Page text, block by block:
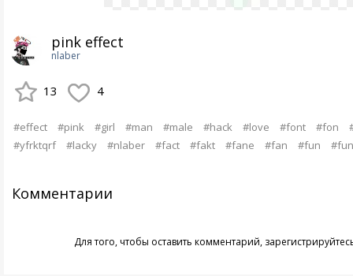
pink effect
nlaber
13 4
#effect #pink #girl #man #male #hack #love #font #fon
#yfrktqrf
#lacky #nlaber #fact #fakt #fane #fan #fun
Комментарии
Для того, чтобы оставить комментарий,